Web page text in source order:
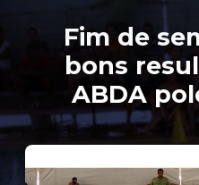
Fim de
bons
ABDA